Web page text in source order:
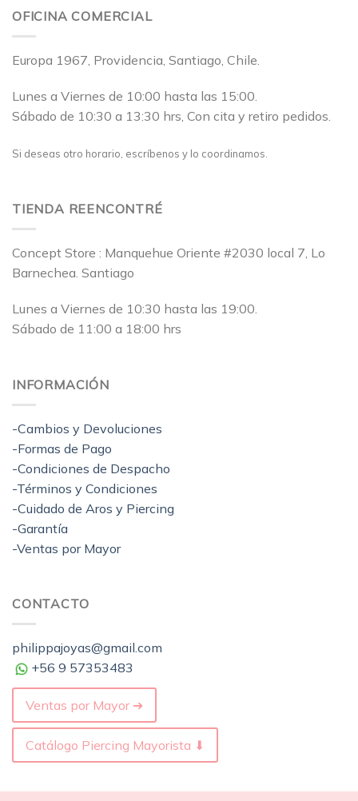
OFICINA COMERCIAL
Europa 1967, Providencia, Santiago, Chile.
Lunes a Viernes de 10:00 hasta las 15:00.
Sábado de 10:30 a 13:30 hrs, Con cita y retiro pedidos.
Si deseas otro horario, escríbenos y lo coordinamos.
TIENDA REENCONTRÉ
Concept Store : Manquehue Oriente #2030 local 7, Lo
Barnechea. Santiago
Lunes a Viernes de 10:30 hasta las 19:00.
Sábado de 11:00 a 18:00 hrs
INFORMACIÓN
-Cambios y Devoluciones
-Formas de Pago
-Condiciones de Despacho
-Términos y Condiciones
-Cuidado de Aros y Piercing
-Garantía
-Ventas por Mayor
CONTACTO
philippajoyas@gmail.com
+56 9 57353483
Ventas por Mayor ➔
Catálogo Piercing Mayorista ⬇